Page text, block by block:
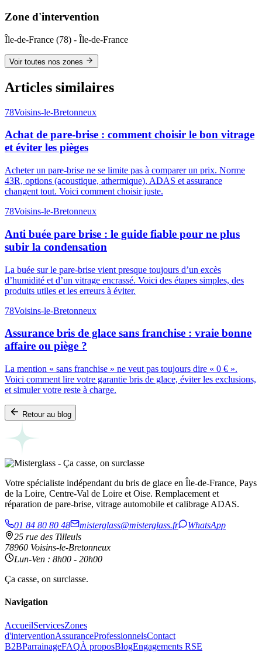
Zone d'intervention
Île-de-France (78) - Île-de-France
Voir toutes nos zones
Articles similaires
78Voisins-le-Bretonneux
Achat de pare-brise : comment choisir le bon vitrage
et éviter les pièges
Acheter un pare-brise ne se limite pas à comparer un prix. Norme
43R, options (acoustique, athermique), ADAS et assurance
changent tout. Voici comment choisir juste.
78Voisins-le-Bretonneux
Anti buée pare brise : le guide fiable pour ne plus
subir la condensation
La buée sur le pare-brise vient presque toujours d’un excès
d’humidité et d’un vitrage encrassé. Voici des étapes simples, des
produits utiles et les erreurs à éviter.
78Voisins-le-Bretonneux
Assurance bris de glace sans franchise : vraie bonne
affaire ou piège ?
La mention « sans franchise » ne veut pas toujours dire « 0 € ».
Voici comment lire votre garantie bris de glace, éviter les exclusions,
et simuler votre reste à charge.
Retour au blog
Votre spécialiste indépendant du bris de glace en Île-de-France, Pays
de la Loire, Centre-Val de Loire et Oise. Remplacement et
réparation de pare-brise, vitrage automobile et calibrage ADAS.
01 84 80 80 48 misterglass@misterglass.fr
WhatsApp
25 rue des Tilleuls
78960 Voisins-le-Bretonneux
Lun-Ven : 8h00 - 20h00
Ça casse, on surclasse.
Navigation
AccueilServicesZones
d'interventionAssuranceProfessionnelsContact
B2BParrainageFAQÀ proposBlogEngagements RSE